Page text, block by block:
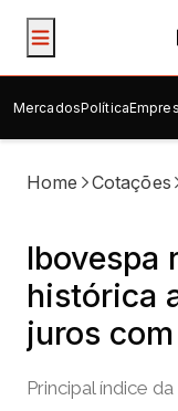
MercadosPolítica
Home Cotações
Ibovespa
histórica
juros
Principal índice